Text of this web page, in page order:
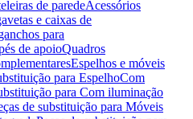
de paredeAcessórios
e caixas de
para
de apoioQuadros
Espelhos e móveis
para EspelhoCom
para Com iluminação
de substituição para Móveis